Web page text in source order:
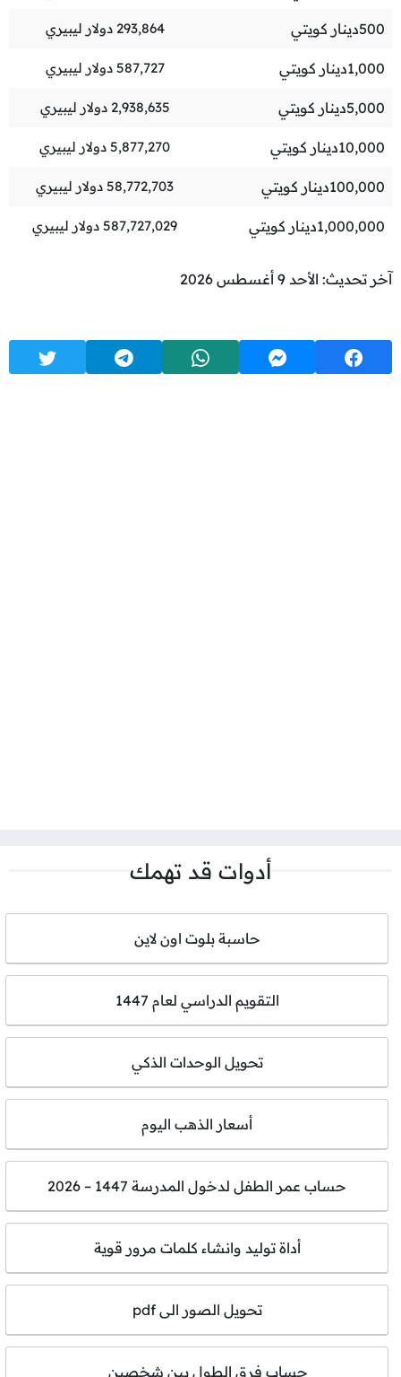
500دينار كويتي 293,864 دولار ليبيري
1,000دينار كويتي 587,727 دولار ليبيري
5,000دينار كويتي 2,938,635 دولار ليبيري
10,000دينار كويتي 5,877,270 دولار ليبيري
100,000دينار كويتي 58,772,703 دولار ليبيري
1,000,000دينار كويتي 587,727,029 دولار ليبيري
آخر تحديث: الأحد 9 أغسطس 2026
أدوات قد تهمك
حاسبة بلوت اون لاين
التقويم الدراسي لعام 1447
تحويل الوحدات الذكي
أسعار الذهب اليوم
حساب عمر الطفل لدخول المدرسة 1447 – 2026
أداة توليد وانشاء كلمات مرور قوية
تحويل الصور الى pdf
حساب فرق الطول بين شخصين